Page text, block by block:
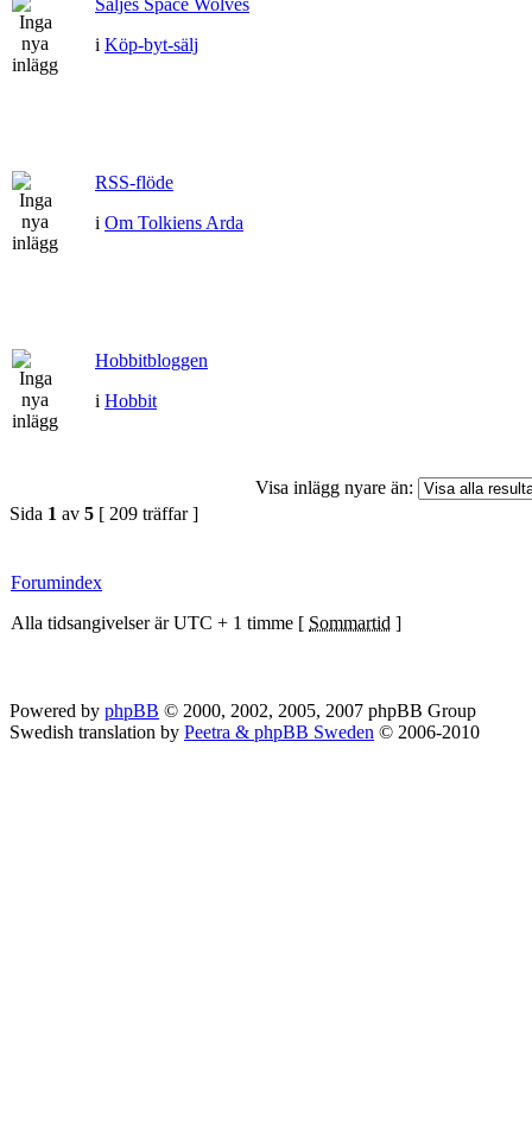
Säljes Space Wolves
i Köp-byt-sälj
RSS-flöde
i Om Tolkiens Arda
Hobbitbloggen
i Hobbit
Visa inlägg nyare än:
Sida 1 av 5 [ 209 träffar ]
Forumindex
Alla tidsangivelser är UTC + 1 timme [ Sommartid ]
Powered by phpBB © 2000, 2002, 2005, 2007 phpBB Group
Swedish translation by Peetra & phpBB Sweden © 2006-2010